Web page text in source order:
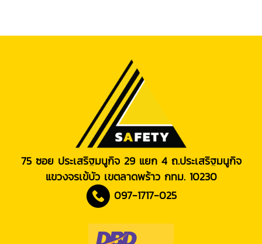
75 ซอย ประเสริฐมนูกิจ 29 แยก 4 ถ.ประเสริฐมนูกิจ
แขวงจรเข้บัว เขตลาดพร้าว กทม. 10230
097-1717-025